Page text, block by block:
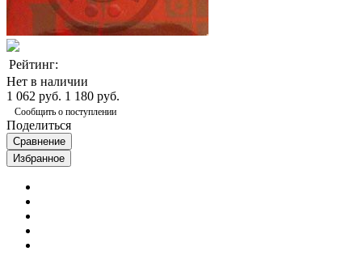
Рейтинг:
Нет в наличии
1 062 руб. 1 180 руб.
Сообщить о поступлении
Поделиться
Сравнение
Избранное